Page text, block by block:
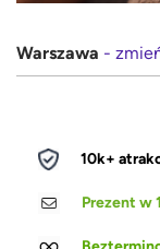
Warszawa -
10k+
Prezent w